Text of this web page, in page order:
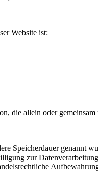
Website ist:
die allein oder
Speicherdauer genannt
zur